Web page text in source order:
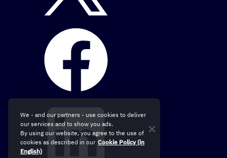
We - and our partners - use cookies to deliver
our services and to show you ads.
By using our website, you agree to the use of
cookies as described in our Cookie Policy (in
English)